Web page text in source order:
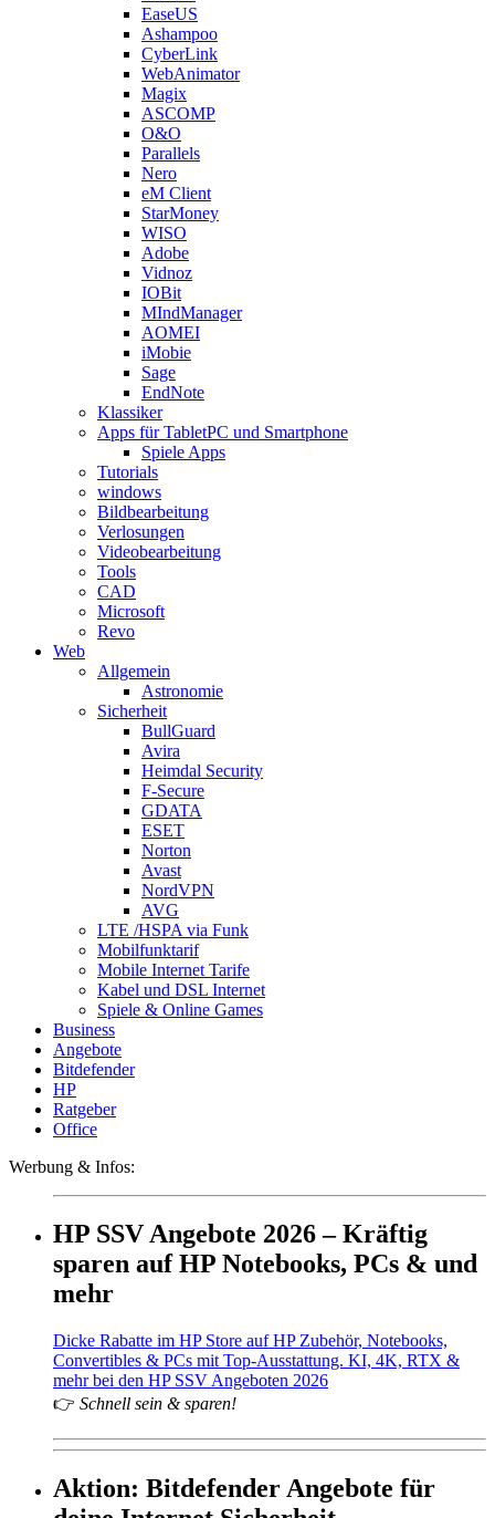
EaseUS
Ashampoo
CyberLink
WebAnimator
Magix
ASCOMP
O&O
Parallels
Nero
eM Client
StarMoney
WISO
Adobe
Vidnoz
IOBit
MIndManager
AOMEI
iMobie
Sage
EndNote
Klassiker
Apps für TabletPC und Smartphone
Spiele Apps
Tutorials
windows
Bildbearbeitung
Verlosungen
Videobearbeitung
Tools
CAD
Microsoft
Revo
Web
Allgemein
Astronomie
Sicherheit
BullGuard
Avira
Heimdal Security
F-Secure
GDATA
ESET
Norton
Avast
NordVPN
AVG
LTE /HSPA via Funk
Mobilfunktarif
Mobile Internet Tarife
Kabel und DSL Internet
Spiele & Online Games
Business
Angebote
Bitdefender
HP
Ratgeber
Office
Werbung & Infos:
HP SSV Angebote 2026 – Kräftig
sparen auf HP Notebooks, PCs & und
mehr
Dicke Rabatte im HP Store auf HP Zubehör, Notebooks,
Convertibles & PCs mit Top-Ausstattung. KI, 4K, RTX &
mehr bei den HP SSV Angeboten 2026
👉 Schnell sein & sparen!
Aktion: Bitdefender Angebote für